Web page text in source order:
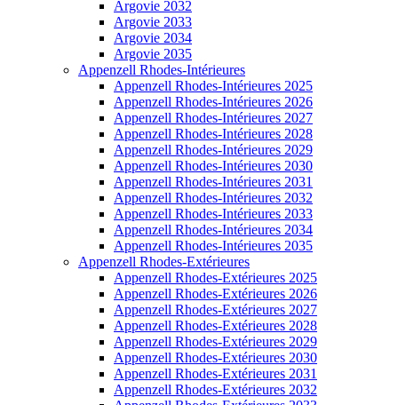
Argovie 2032
Argovie 2033
Argovie 2034
Argovie 2035
Appenzell Rhodes-Intérieures
Appenzell Rhodes-Intérieures 2025
Appenzell Rhodes-Intérieures 2026
Appenzell Rhodes-Intérieures 2027
Appenzell Rhodes-Intérieures 2028
Appenzell Rhodes-Intérieures 2029
Appenzell Rhodes-Intérieures 2030
Appenzell Rhodes-Intérieures 2031
Appenzell Rhodes-Intérieures 2032
Appenzell Rhodes-Intérieures 2033
Appenzell Rhodes-Intérieures 2034
Appenzell Rhodes-Intérieures 2035
Appenzell Rhodes-Extérieures
Appenzell Rhodes-Extérieures 2025
Appenzell Rhodes-Extérieures 2026
Appenzell Rhodes-Extérieures 2027
Appenzell Rhodes-Extérieures 2028
Appenzell Rhodes-Extérieures 2029
Appenzell Rhodes-Extérieures 2030
Appenzell Rhodes-Extérieures 2031
Appenzell Rhodes-Extérieures 2032